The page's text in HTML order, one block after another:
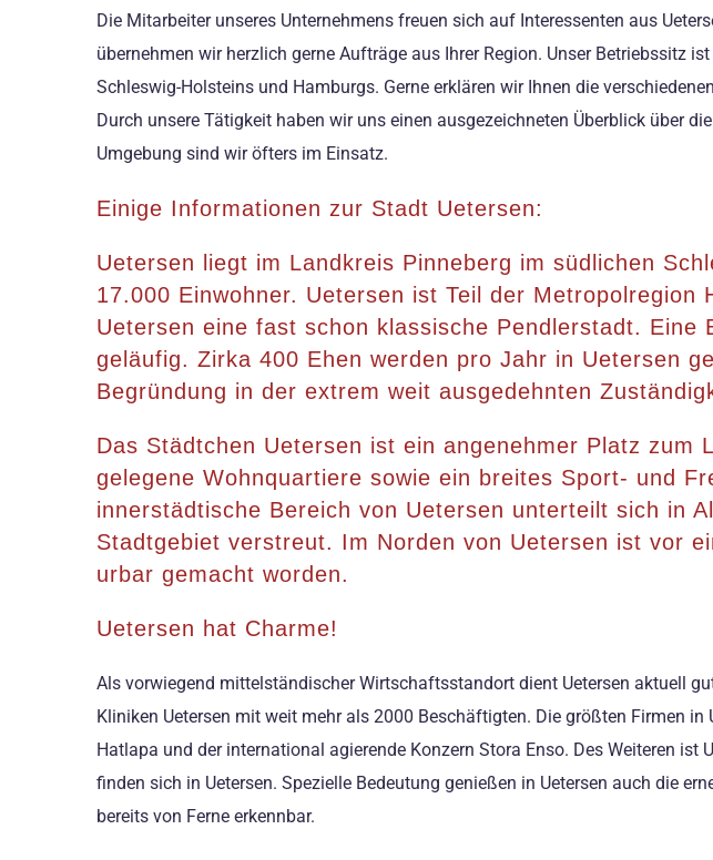
Die Mitarbeiter unseres Unternehmens freuen sich auf Interessenten aus
übernehmen wir herzlich gerne Aufträge aus Ihrer Region. Unser Betriebssitz
Schleswig-Holsteins und Hamburgs. Gerne erklären wir Ihnen die
Durch unsere Tätigkeit haben wir uns einen ausgezeichneten Überblick über
Umgebung sind wir öfters im Einsatz.
Einige Informationen zur Stadt Uetersen:
Uetersen liegt im Landkreis Pinneberg im südlichen
17.000 Einwohner. Uetersen ist Teil der
Uetersen eine fast schon klassische Pendlerstadt. Eine
geläufig. Zirka 400 Ehen werden pro Jahr in Uetersen
Begründung in der extrem weit ausgedehnten
Das Städtchen Uetersen ist ein angenehmer Platz
gelegene Wohnquartiere sowie ein breites Sport- und
innerstädtische Bereich von Uetersen unterteilt sich in
Stadtgebiet verstreut. Im Norden von Uetersen ist vor
urbar gemacht worden.
Uetersen hat Charme!
Als vorwiegend mittelständischer Wirtschaftsstandort dient Uetersen aktuell
Kliniken Uetersen mit weit mehr als 2000 Beschäftigten. Die größten Firmen
Hatlapa und der international agierende Konzern Stora Enso. Des Weiteren
finden sich in Uetersen. Spezielle Bedeutung genießen in Uetersen auch die
bereits von Ferne erkennbar.